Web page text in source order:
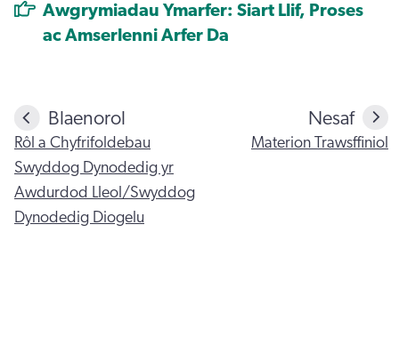
Awgrymiadau Ymarfer: Siart Llif, Proses
ac Amserlenni Arfer Da
Blaenorol
Rôl a Chyfrifoldebau
Swyddog Dynodedig yr
Awdurdod Lleol/Swyddog
Dynodedig Diogelu
Nesaf
Materion Trawsffiniol